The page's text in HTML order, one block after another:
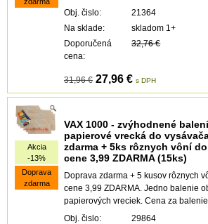
Obj. čislo:
21364
Na sklade:
skladom 1+
Doporučená
cena:
32,76 €
31,96 € 27,96 € s DPH
Akcia
-13%
Doprava
zdarma
VAX 1000 - zvýhodnené
papierové vrecká do
zdarma + 5ks rôznych vôní
cene 3,99 ZDARMA (15ks)
Doprava zdarma + 5 kusov rôznych
cene 3,99 ZDARMA. Jedno balenie
papierových vreciek. Cena za balenie.
Obj. čislo:
29864